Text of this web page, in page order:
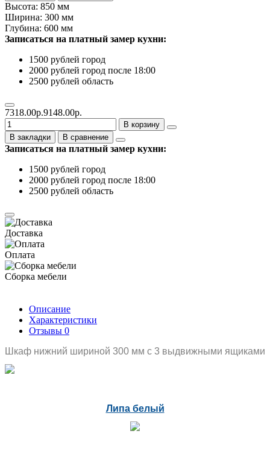
Высота: 850 мм
Ширина: 300 мм
Глубина: 600 мм
Записаться на платный замер кухни:
1500 рублей город
2000 рублей город после 18:00
2500 рублей область
7318.00р.9148.00р.
В корзину
В закладки
В сравнение
Записаться на платный замер кухни:
1500 рублей город
2000 рублей город после 18:00
2500 рублей область
Доставка
Оплата
Сборка мебели
Описание
Характеристики
Отзывы 0
Шкаф нижний шириной 300 мм с 3 выдвижными ящиками
Липа белый